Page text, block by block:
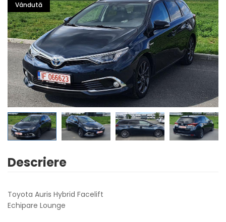
Vândută
Descriere
Toyota Auris Hybrid Facelift
Echipare Lounge